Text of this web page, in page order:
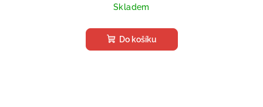
Skladem
Do košíku